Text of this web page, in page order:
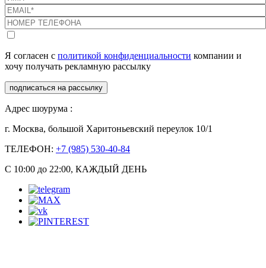
Я согласен с политикой конфиденциальности компании и
хочу получать рекламную рассылку
подписаться на рассылку
Адрес шоурума :
г. Москва, большой Харитоньевский переулок 10/1
ТЕЛЕФОН: +7 (985) 530-40-84
С 10:00 до 22:00, КАЖДЫЙ ДЕНЬ